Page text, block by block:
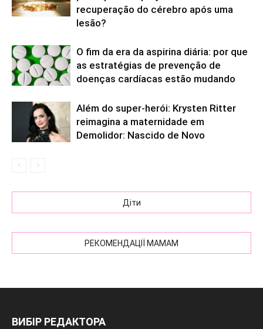
recuperação do cérebro após uma
lesão?
O fim da era da aspirina diária: por que
as estratégias de prevenção de
doenças cardíacas estão mudando
Além do super-herói: Krysten Ritter
reimagina a maternidade em
Demolidor: Nascido de Novo
Діти
РЕКОМЕНДАЦІЇ МАМАМ
ВИБІР РЕДАКТОРА